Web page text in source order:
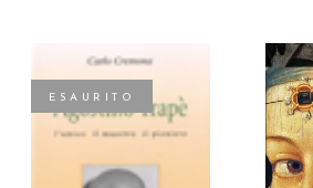
ESAURITO
LEGGI TUTTO